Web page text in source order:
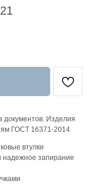
документов. Изделия
ГОСТ 16371-2014
втулки
надежное запирание